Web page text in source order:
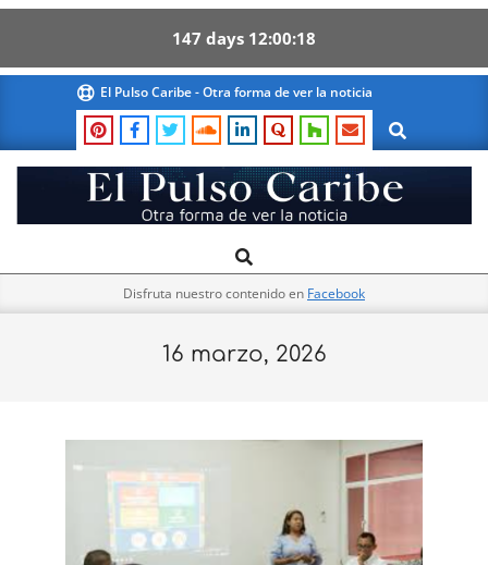
147 days 12 00 17
content
El Pulso Caribe - Otra forma de ver la noticia
Search
El
Pulso
Navigation
Search
Disfruta nuestro contenido en Facebook
16 marzo, 2026